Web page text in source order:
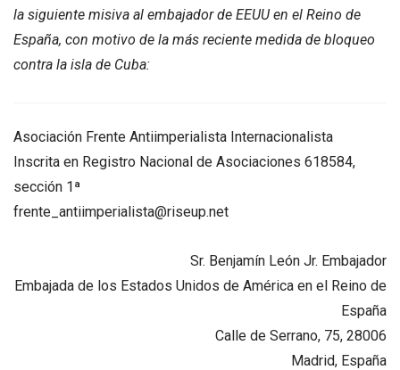
la siguiente misiva al embajador de EEUU en el Reino de
España, con motivo de la más reciente medida de bloqueo
contra la isla de Cuba:
Asociación Frente Antiimperialista Internacionalista
Inscrita en Registro Nacional de Asociaciones 618584,
sección 1ª
frente_antiimperialista@riseup.net
Sr. Benjamín León Jr. Embajador
Embajada de los Estados Unidos de América en el Reino de
España
Calle de Serrano, 75, 28006
Madrid, España